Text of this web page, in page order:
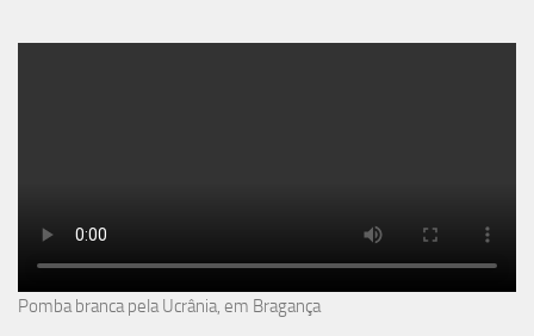
Pomba branca pela Ucrânia, em Bragança